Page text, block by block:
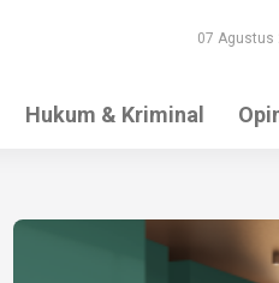
07 Agustus
Hukum & Kriminal